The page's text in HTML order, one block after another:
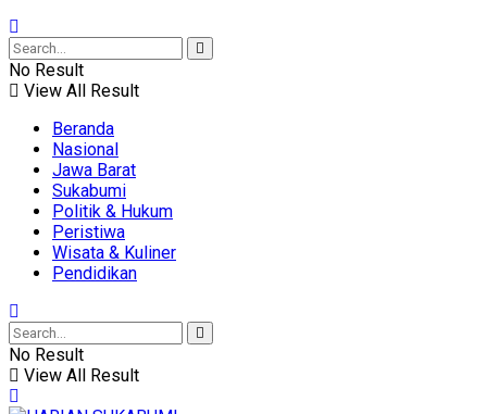
No Result
View All Result
Beranda
Nasional
Jawa Barat
Sukabumi
Politik & Hukum
Peristiwa
Wisata & Kuliner
Pendidikan
No Result
View All Result